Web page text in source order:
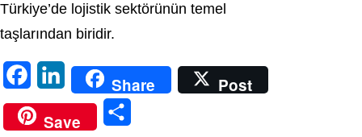
Türkiye’de lojistik sektörünün temel
taşlarından biridir.
a
c
i
n
Share
Post
Save